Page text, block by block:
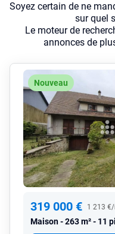
Soyez certain de ne
sur quel
Le moteur de
annonces de
Nouveau
319 000 € 1 213 €/
Maison 263 m² - 11